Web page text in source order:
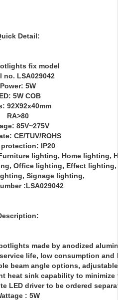
Detail:
fix model
no. LSA029042
Power: 5W
5W COB
92X92x40mm
RA>80
85V~275V
CE/TUV/ROHS
IP20
lighting, Home lighting,
Office lighting, Effect lighting,
Signage lighting,
:LSA029042
made by anodized
life, low consumption and
beam angle options, adjustable
heat sink capability to minimize
LED driver to be ordered
: 5W